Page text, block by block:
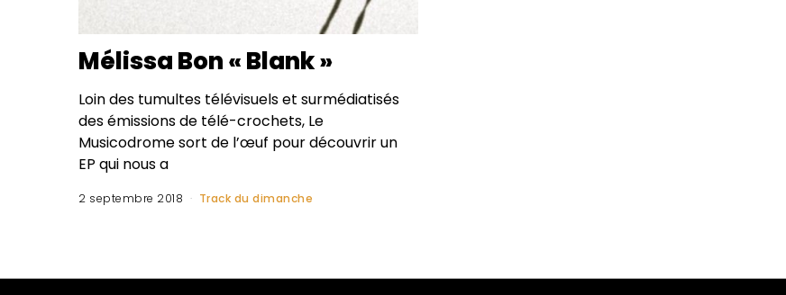
Mélissa Bon « Blank »
Loin des tumultes télévisuels et surmédiatisés
des émissions de télé-crochets, Le
Musicodrome sort de l’œuf pour découvrir un
EP qui nous a
2 septembre 2018 Track du dimanche